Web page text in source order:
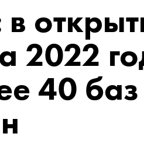
2022
40 баз